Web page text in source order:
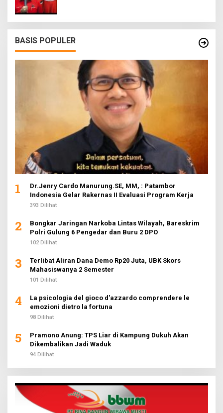
BASIS POPULER
1
Dr.Jenry Cardo Manurung.SE, MM, : Patambor
Indonesia Gelar Rakernas II Evaluasi Program Kerja
393 Dilihat
2
Bongkar Jaringan Narkoba Lintas Wilayah, Bareskrim
Polri Gulung 6 Pengedar dan Buru 2 DPO
102 Dilihat
3
Terlibat Aliran Dana Demo Rp20 Juta, UBK Skors
Mahasiswanya 2 Semester
101 Dilihat
4
La psicologia del gioco d'azzardo comprendere le
emozioni dietro la fortuna
98 Dilihat
5
Pramono Anung: TPS Liar di Kampung Dukuh Akan
Dikembalikan Jadi Waduk
94 Dilihat